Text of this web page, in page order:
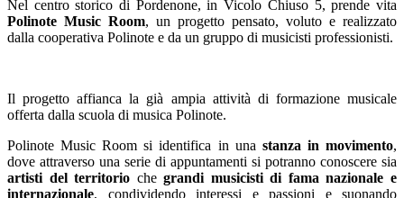
Nel centro storico di Pordenone, in Vicolo Chiuso 5, prende vita
Polinote Music Room, un progetto pensato, voluto e realizzato
dalla cooperativa Polinote e da un gruppo di musicisti professionisti.
Il progetto affianca la già ampia attività di formazione musicale
offerta dalla scuola di musica Polinote.
Polinote Music Room si identifica in una stanza in movimento,
dove attraverso una serie di appuntamenti si potranno conoscere sia
artisti del territorio chegrandi musicisti di fama nazionale e
internazionale, condividendo interessi e passioni e suonando